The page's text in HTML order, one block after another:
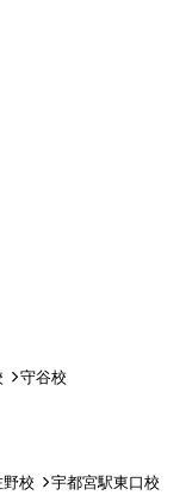
守谷校
野校 宇都宮駅東口校